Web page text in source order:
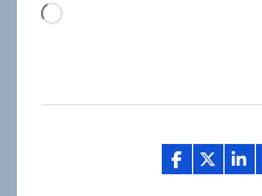
C
g